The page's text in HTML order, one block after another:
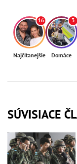
16
Najčítanejšie
3
Domáce
SÚVISIACE